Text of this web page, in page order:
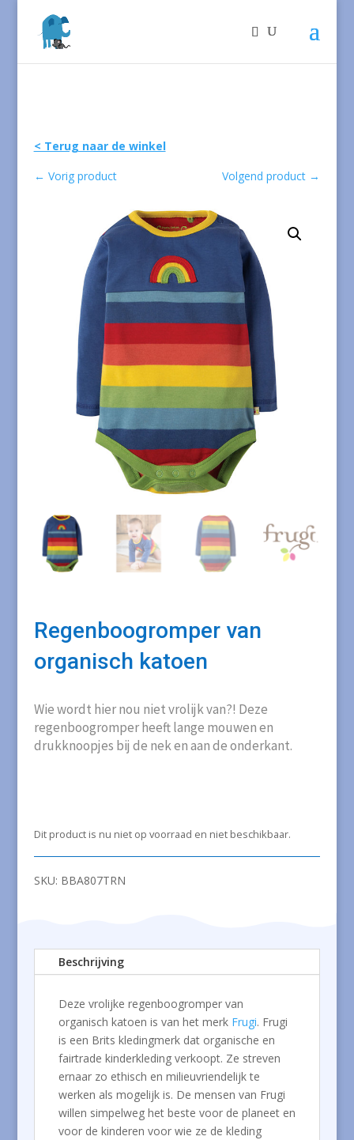
< Terug naar de winkel
← Vorig product Volgend product →
Regenboogromper van
organisch katoen
Wie wordt hier nou niet vrolijk van?! Deze
regenboogromper heeft lange mouwen en
drukknoopjes bij de nek en aan de onderkant.
Dit product is nu niet op voorraad en niet beschikbaar.
SKU: BBA807TRN
Beschrijving
Deze vrolijke regenboogromper van
organisch katoen is van het merk Frugi. Frugi
is een Brits kledingmerk dat organische en
fairtrade kinderkleding verkoopt. Ze streven
ernaar zo ethisch en milieuvriendelijk te
werken als mogelijk is. De mensen van Frugi
willen simpelweg het beste voor de planeet en
voor de kinderen voor wie ze de kleding